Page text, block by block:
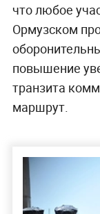
что любое
Ормузском
повышение
транзита
маршрут.